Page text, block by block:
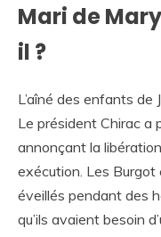
Mari de
il ?
L’aîné des enfants de
Le président Chirac a
annonçant la
exécution. Les
éveillés pendant des
qu’ils avaient besoin